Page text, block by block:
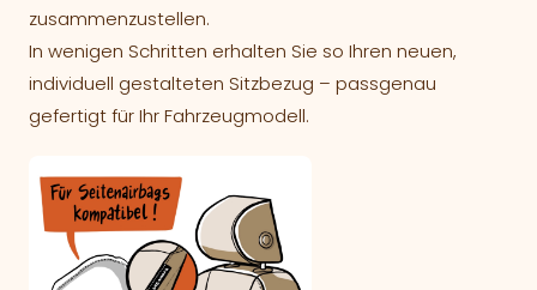
zusammenzustellen.
In wenigen Schritten erhalten Sie so Ihren neuen,
individuell gestalteten Sitzbezug – passgenau
gefertigt für Ihr Fahrzeugmodell.